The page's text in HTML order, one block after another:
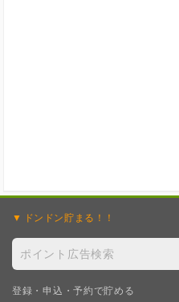
ドンドン貯まる！！
登録・申込・予約で貯める